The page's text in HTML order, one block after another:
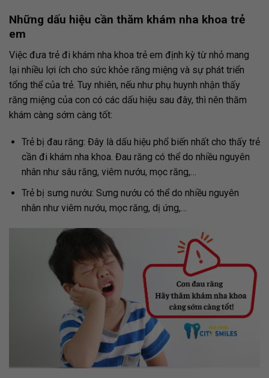
Những dấu hiệu cần thăm khám nha khoa trẻ
em
Việc đưa trẻ đi khám nha khoa trẻ em định kỳ từ nhỏ mang
lại nhiều lợi ích cho sức khỏe răng miệng và sự phát triển
tổng thể của trẻ. Tuy nhiên, nếu như phụ huynh nhận thấy
răng miệng của con có các dấu hiệu sau đây, thì nên thăm
khám càng sớm càng tốt:
Trẻ bị đau răng: Đây là dấu hiệu phổ biến nhất cho thấy trẻ
cần đi khám nha khoa. Đau răng có thể do nhiều nguyên
nhân như sâu răng, viêm nướu, mọc răng,…
Trẻ bị sưng nướu: Sưng nướu có thể do nhiều nguyên
nhân như viêm nướu, mọc răng, dị ứng,…